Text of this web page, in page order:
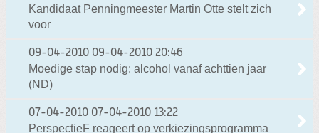
Kandidaat Penningmeester Martin Otte stelt zich
voor
09-04-2010 09-04-2010 20:46
Moedige stap nodig: alcohol vanaf achttien jaar
(ND)
07-04-2010 07-04-2010 13:22
PerspectieF reageert op verkiezingsprogramma